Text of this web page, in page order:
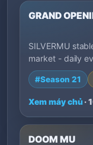
GRAND
SILVERMU
market - daily
#Season 21
Xem máy chủ·
DOOM MU